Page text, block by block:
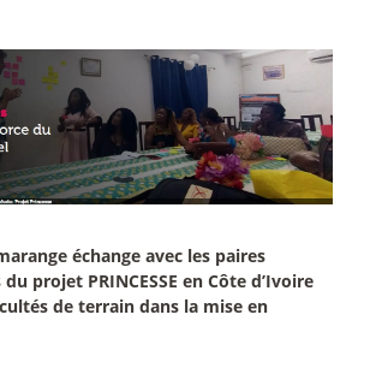
échange avec les paires
projet PRINCESSE en Côte d’Ivoire
de terrain dans la mise en